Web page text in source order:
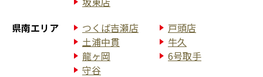
県南エリア
つくば吉瀬店
戸頭店
土浦中貫
牛久
龍ヶ岡
6号取手
守谷